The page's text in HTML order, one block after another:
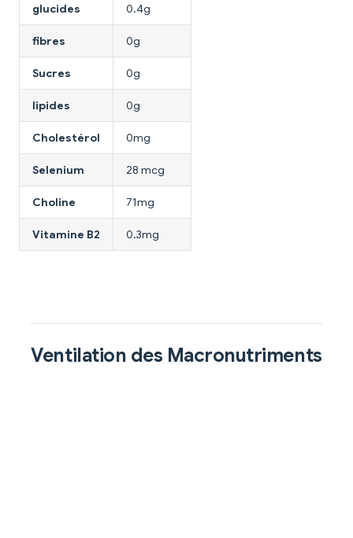
glucides 0.4g
fibres 0g
Sucres 0g
lipides 0g
Cholestérol 0mg
Selenium 28 mcg
Choline 71mg
Vitamine B2 0.3mg
Ventilation des Macronutriments